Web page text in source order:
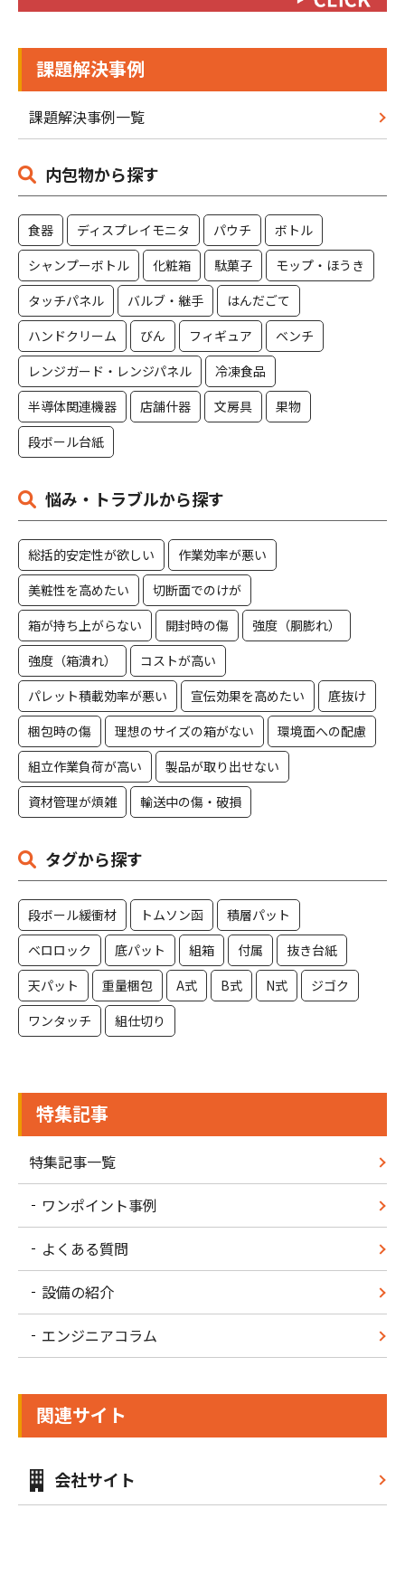
課題解決事例
課題解決事例一覧
内包物から探す
食器 ディスプレイモニタ パウチ
ボトル
シャンプーボトル
化粧箱 駄菓子
モップ・ほうき
タッチパネル
バルブ・継手
はんだごて
ハンドクリーム
びん フィギュア
ベンチ
レンジガード・レンジパネル
冷凍食品
半導体関連機器
店舗什器 文房具
果物
段ボール台紙
悩み・トラブルから探す
総括的安定性が欲しい
作業効率が悪い
美粧性を高めたい
切断面でのけが
箱が持ち上がらない
開封時の傷
強度（胴膨れ）
強度（箱潰れ）
コストが高い
パレット積載効率が悪い
宣伝効果を高めたい
底抜け
梱包時の傷
理想のサイズの箱がない
環境面への配慮
組立作業負荷が高い
製品が取り出せない
資材管理が煩雑
輸送中の傷・破損
タグから探す
段ボール緩衝材 トムソン函
積層パット
ベロロック
底パット 組箱 付属
抜き台紙
天パット
重量梱包 A式 B式 N式
ジゴク
ワンタッチ
組仕切り
特集記事
特集記事一覧
ワンポイント事例
よくある質問
設備の紹介
エンジニアコラム
関連サイト
会社サイト